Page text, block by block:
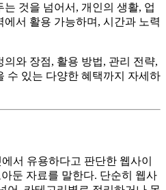
것을 넘어서, 개인의 생활, 업
서 활용 가능하며, 시간과 노력
와 장점, 활용 방법, 관리 전략,
수 있는 다양한 혜택까지 자세하
서 유용하다고 판단한 웹사이
둔 자료를 말한다. 단순히 웹사